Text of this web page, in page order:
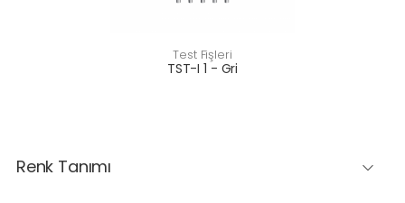
Test Fişleri
TST-I 1 - Gri
Renk Tanımı